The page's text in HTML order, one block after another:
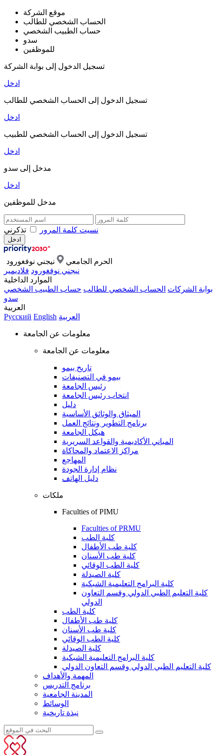
موقع الشركة
الحساب الشخصي للطالب
حساب الطبيب الشخصي
سدو
للموظفين
تسجيل الدخول إلى بوابة الشركة
ادخل
تسجيل الدخول إلى الحساب الشخصي للطالب
ادخل
تسجيل الدخول إلى الحساب الشخصي للطبيب
ادخل
مدخل إلى سدو
ادخل
مدخل للموظفين
نسيت كلمة المرور تذكرني
الحرم الجامعي
نيجني نوفغورود
نيجني نوفغورود فلاديمير
الموارد الداخلية
بوابة الشركات الحساب الشخصي للطالب حساب الطبيب الشخصي
سدو
العربية
Русский English العربية
معلومات عن الجامعة
معلومات عن الجامعة
تاريخ بيمو
بيمو في التصنيفات
رئيس الجامعة
انتخاب رئيس الجامعة
دليل
الميثاق والوثائق الأساسية
برنامج التطوير ونتائج العمل
هيكل الجامعة
المباني الأكاديمية والقواعد السريرية
مراكز الاعتماد والمحاكاة
المهاجع
نظام إدارة الجودة
دليل الهاتف
ملكات
Faculties of PIMU
Faculties of PRMU
كلية الطب
كلية طب الأطفال
كلية طب الأسنان
كلية الطب الوقائي
كلية الصيدلة
كلية البرامج التعليمية الشبكية
كلية التعليم الطبي الدولي وقسم التعاون
الدولي
كلية الطب
كلية طب الأطفال
كلية طب الأسنان
كلية الطب الوقائي
كلية الصيدلة
كلية البرامج التعليمية الشبكية
كلية التعليم الطبي الدولي وقسم التعاون الدولي
المهمة والأهداف
برنامج التدريس
المدينة الجامعية
الوسائط
نبذة تاريخية